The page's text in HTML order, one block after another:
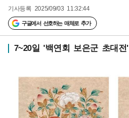
기사등록 2025/09/03 11:32:44
구글에서 선호하는 매체로 추가
7~20일 '백연회 보은군 초대전'